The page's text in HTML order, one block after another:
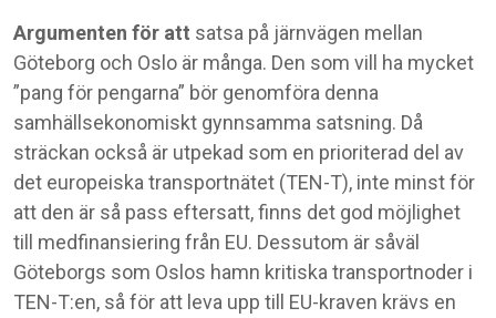
Argumenten för att satsa på järnvägen mellan
Göteborg och Oslo är många. Den som vill ha mycket
”pang för pengarna” bör genomföra denna
samhällsekonomiskt gynnsamma satsning. Då
sträckan också är utpekad som en prioriterad del av
det europeiska transportnätet (TEN-T), inte minst för
att den är så pass eftersatt, finns det god möjlighet
till medfinansiering från EU. Dessutom är såväl
Göteborgs som Oslos hamn kritiska transportnoder i
TEN-T:en, så för att leva upp till EU-kraven krävs en